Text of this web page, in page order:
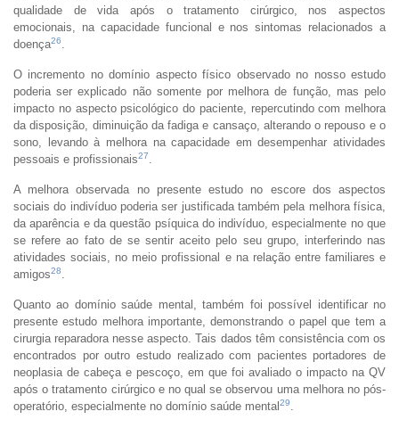
qualidade de vida após o tratamento cirúrgico, nos aspectos
emocionais, na capacidade funcional e nos sintomas relacionados a
doença26
O incremento no domínio aspecto físico observado no nosso estudo
poderia ser explicado não somente por melhora de função, mas pelo
impacto no aspecto psicológico do paciente, repercutindo com melhora
da disposição, diminuição da fadiga e cansaço, alterando o repouso e o
sono, levando à melhora na capacidade em desempenhar atividades
pessoais e profissionais27
A melhora observada no presente estudo no escore dos aspectos
sociais do indivíduo poderia ser justificada também pela melhora física,
da aparência e da questão psíquica do indivíduo, especialmente no que
se refere ao fato de se sentir aceito pelo seu grupo, interferindo nas
atividades sociais, no meio profissional e na relação entre familiares e
amigos28
Quanto ao domínio saúde mental, também foi possível identificar no
presente estudo melhora importante, demonstrando o papel que tem a
cirurgia reparadora nesse aspecto. Tais dados têm consistência com os
encontrados por outro estudo realizado com pacientes portadores de
neoplasia de cabeça e pescoço, em que foi avaliado o impacto na QV
após o tratamento cirúrgico e no qual se observou uma melhora no pós-
operatório, especialmente no domínio saúde mental 29